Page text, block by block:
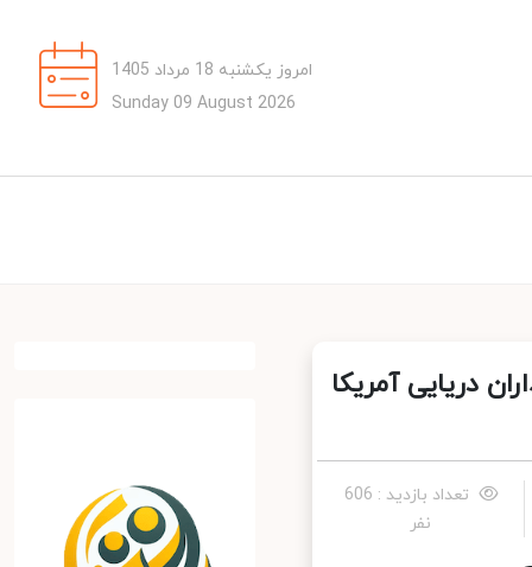
امروز یکشنبه 18 مرداد 1405
Sunday 09 August 2026
دریایی آمریکا
تعداد بازدید : 606
نفر